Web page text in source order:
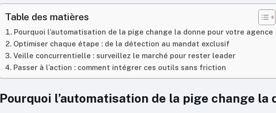
Table des matières
Pourquoi l’automatisation de la pige change la donne pour votre agence
Optimiser chaque étape : de la détection au mandat exclusif
Veille concurrentielle : surveillez le marché pour rester leader
Passer à l’action : comment intégrer ces outils sans friction
Pourquoi l’automatisation de la pige change la